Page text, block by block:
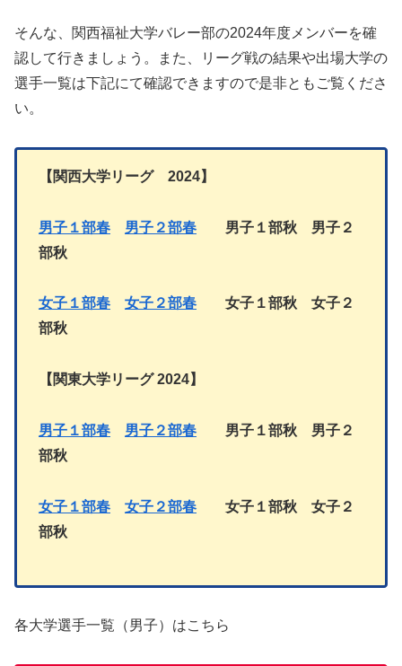
そんな、関西福祉大学バレー部の2024年度メンバーを確
認して行きましょう。また、リーグ戦の結果や出場大学の
選手一覧は下記にて確認できますので是非ともご覧くださ
い。
【 関西大学リーグ 2024】
男子１部春 男子２部春 男子１部秋 男子 ２
部秋
女子１部春 女子２部春 女子１部秋 女子 ２
部秋
【関東大学リーグ 2024】
男子１部春 男子２部春 男子１部秋 男子２
部秋
女子１部春 女子２部春 女子１部秋 女子 ２
部秋
各大学選手一覧（男子）はこちら